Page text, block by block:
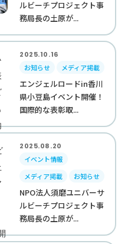
ルビーチプロジェクト事
務局長の土原が...
2025.10.16
お知らせ
メディア掲載
エンジェルロードin香川
県小豆島イベント開催！
国際的な表彰取...
2025.08.20
イベント情報
メディア掲載
お知らせ
NPO法人須磨ユニバーサ
ルビーチプロジェクト事
務局長の土原が...